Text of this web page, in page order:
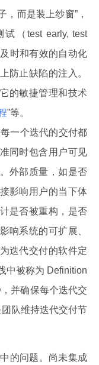
，而是装上纱窗”，
（test early, test
时和有效的自动化
防止缺陷的注入。
的敏捷管理和技术
”等。
一个迭代的交付都
同时包含用户可见
外部质量，如是否
影响用户的当下体
是否被重构，是否
响系统的可扩展、
迭代交付的软件定
中被称为 Definition
并确保每个迭代交
队维持迭代交付节
的问题。尚未集成